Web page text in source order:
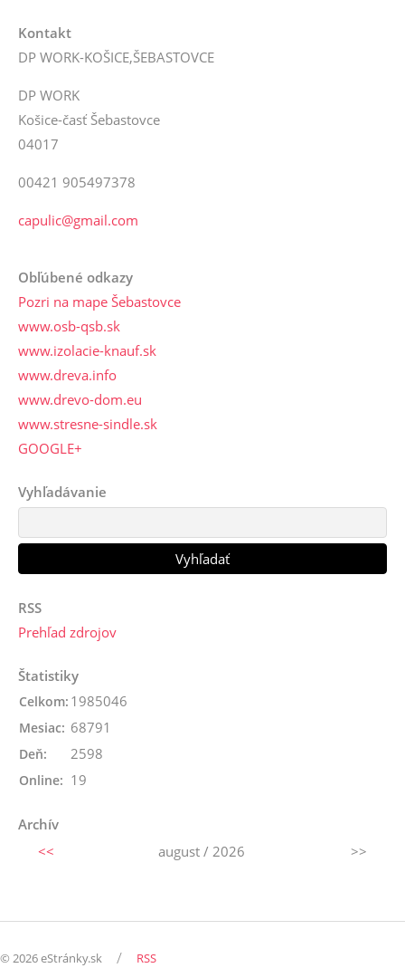
Kontakt
DP WORK-KOŠICE,ŠEBASTOVCE
DP WORK
Košice-časť Šebastovce
04017
00421 905497378
capulic@gmail.com
Obľúbené odkazy
Pozri na mape Šebastovce
www.osb-qsb.sk
www.izolacie-knauf.sk
www.dreva.info
www.drevo-dom.eu
www.stresne-sindle.sk
GOOGLE+
Vyhľadávanie
RSS
Prehľad zdrojov
Štatistiky
Online: 19
Celkom: 1985046
Mesiac: 68791
Deň: 2598
Archív
<<
august / 2026 >>
© 2026 eStránky.sk / RSS